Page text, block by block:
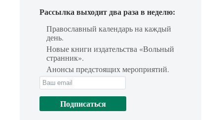
Рассылка выходит два раза в неделю:
Православный календарь на каждый
день.
Новые книги издательства «Вольный
странник».
Анонсы предстоящих мероприятий.